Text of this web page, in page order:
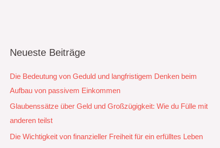
Neueste Beiträge
Die Bedeutung von Geduld und langfristigem Denken beim
Aufbau von passivem Einkommen
Glaubenssätze über Geld und Großzügigkeit: Wie du Fülle mit
anderen teilst
Die Wichtigkeit von finanzieller Freiheit für ein erfülltes Leben